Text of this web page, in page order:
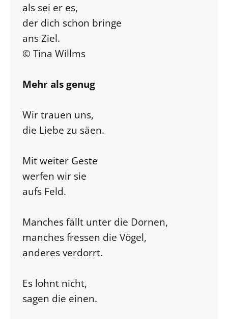
als sei er es,
der dich schon bringe
ans Ziel.
© Tina Willms
Mehr als genug
Wir trauen uns,
die Liebe zu säen.
Mit weiter Geste
werfen wir sie
aufs Feld.
Manches fällt unter die Dornen,
manches fressen die Vögel,
anderes verdorrt.
Es lohnt nicht,
sagen die einen.